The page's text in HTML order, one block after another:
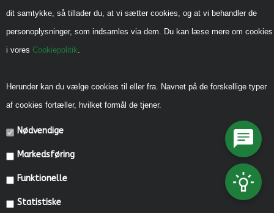
dit samtykke, så tillader du, at vi sætter cookies, og at vi behandler de
personoplysninger, som indsamles via dem. Du kan læse mere om cookies
i vores Cookiepolitik.
Herunder kan du vælge cookies til eller fra. Navnet på de forskellige typer
af cookies fortæller, hvilket formål de tjener.
Nødvendige
Markedsføring
Funktionelle
Statistiske
Cookiepolitik
Privatlivspolitik
Reklamebeskyttet (CVR)
Fonde og Puljer
Referencer
Kataloger